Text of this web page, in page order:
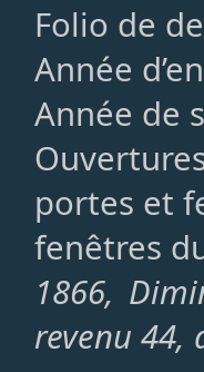
Folio de
Année
Année de
portes et
fenêtres
1866,
revenu 44,